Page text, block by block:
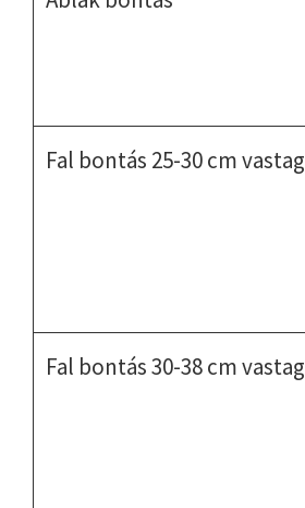
Fal bontás 25-30 cm vastag
Fal bontás 30-38 cm vastag